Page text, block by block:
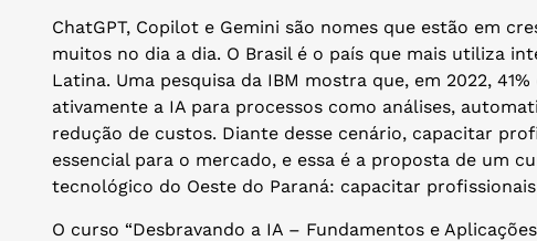
ChatGPT, Copilot e Gemini são nomes que estão em
muitos no dia a dia. O Brasil é o país que mais utiliza
Latina. Uma pesquisa da IBM mostra que, em 2022,
ativamente a IA para processos como análises,
redução de custos. Diante desse cenário, capacitar
essencial para o mercado, e essa é a proposta de um
tecnológico do Oeste do Paraná: capacitar
O curso “Desbravando a IA – Fundamentos e